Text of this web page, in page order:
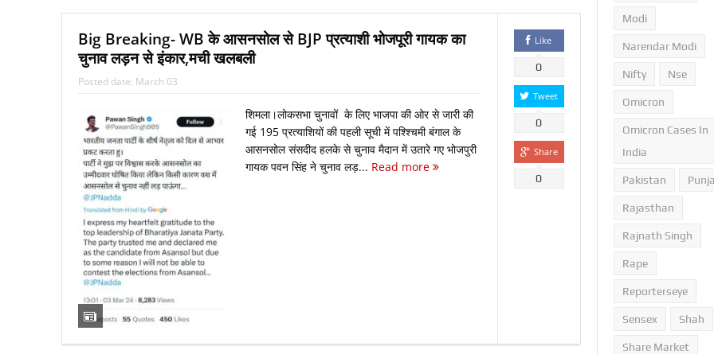
प्रधानमंत्री ने कानपुर में मेट्रो रेल परियोजना की शुरुआत की
Big Breaking- WB के आसनसोल से BJP प्रत्‍याशी भोजपूरी गायक का
चुनाव लड़न से इंकार,मची खलबली
Posted date: March 03
शिमला।लोकसभा चुनावों के लिए भाजपा की ओर से जारी की
गई 195 प्रत्‍याशियों की पहली सूची में पश्श्चिमी बंगाल के
आसनसोल संसदीद हलके से चुनाव मैदान में उतारे गए भोजपुरी
गायक पवन सिंह ने चुनाव लड़... Read more
Like
0
Tweet
0
Share
0
Modi
Narendar Modi
Nifty Nse
Omicron
Omicron Cases In
India
Pakistan
Rajasthan
Rajnath Singh
Rape
Reporterseye
Sensex Shah
Share Market